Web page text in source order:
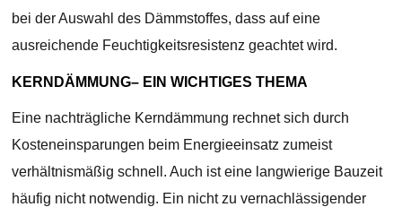
bei der Auswahl des Dämmstoffes, dass auf eine
ausreichende Feuchtigkeitsresistenz geachtet wird.
KERNDÄMMUNG– EIN WICHTIGES THEMA
Eine nachträgliche Kerndämmung rechnet sich durch
Kosteneinsparungen beim Energieeinsatz zumeist
verhältnismäßig schnell. Auch ist eine langwierige Bauzeit
häufig nicht notwendig. Ein nicht zu vernachlässigender